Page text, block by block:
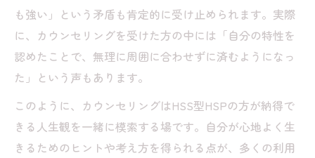
も強い」という矛盾も肯定的に受け止められます。実際
に、カウンセリングを受けた方の中には「自分の特性を
認めたことで、無理に周囲に合わせずに済むようになっ
た」という声もあります。
このように、カウンセリングはHSS型HSPの方が納得で
きる人生観を一緒に模索する場です。自分が心地よく生
きるためのヒントや考え方を得られる点が、多くの利用